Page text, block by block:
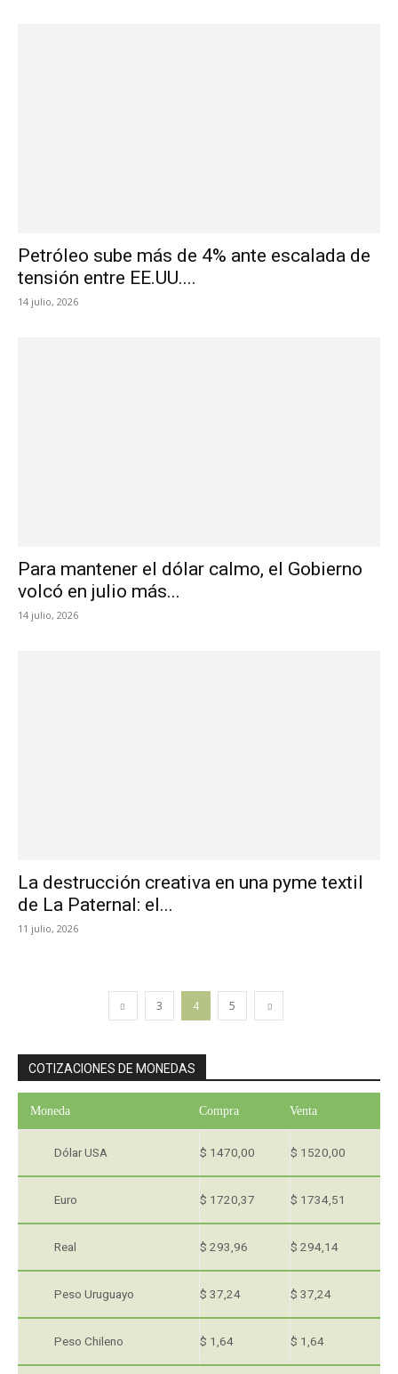
Petróleo sube más de 4% ante escalada de
tensión entre EE.UU....
14 julio, 2026
Para mantener el dólar calmo, el Gobierno
volcó en julio más...
14 julio, 2026
La destrucción creativa en una pyme textil
de La Paternal: el...
11 julio, 2026
3 4 5
COTIZACIONES DE MONEDAS
Moneda Compra Venta
Dólar USA $ 1470,00 $ 1520,00
Euro $ 1720,37 $ 1734,51
Real $ 293,96 $ 294,14
Peso Uruguayo $ 37,24 $ 37,24
Peso Chileno $ 1,64 $ 1,64